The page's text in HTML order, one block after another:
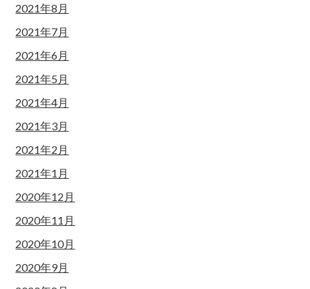
2021年8月
2021年7月
2021年6月
2021年5月
2021年4月
2021年3月
2021年2月
2021年1月
2020年12月
2020年11月
2020年10月
2020年9月